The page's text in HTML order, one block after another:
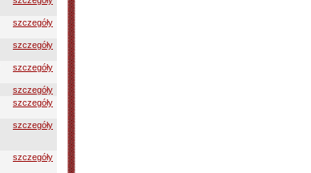
szczegóły
szczegóły
szczegóły
szczegóły
szczegóły
szczegóły
szczegóły